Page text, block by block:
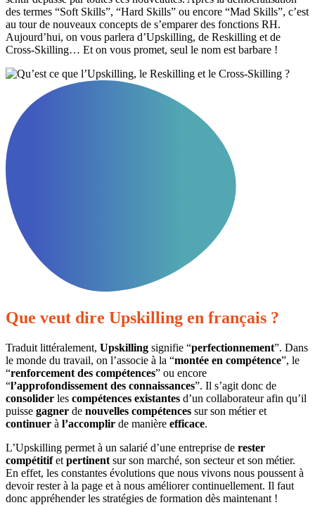
des termes “Soft Skills”, “Hard Skills” ou encore “Mad Skills”, c’est
au tour de nouveaux concepts de s’emparer des fonctions RH.
Aujourd’hui, on vous parlera d’Upskilling, de Reskilling et de
Cross-Skilling… Et on vous promet, seul le nom est barbare !
Que veut dire Upskilling en français ?
Traduit littéralement, Upskilling signifie “perfectionnement”. Dans
le monde du travail, on l’associe à la “montée en compétence”, le
“renforcement des compétences” ou encore
“l’approfondissement des connaissances”. Il s’agit donc de
consolider les compétences existantes d’un collaborateur afin qu’il
puisse gagner de nouvelles compétences sur son métier et
continuer à l’accomplir de manière efficace.
L’Upskilling permet à un salarié d’une entreprise de rester
compétitifet pertinent sur son marché, son secteur et son métier.
En effet, les constantes évolutions que nous vivons nous poussent à
devoir rester à la page et à nous améliorer continuellement. Il faut
donc appréhender les stratégies de formation dès maintenant !